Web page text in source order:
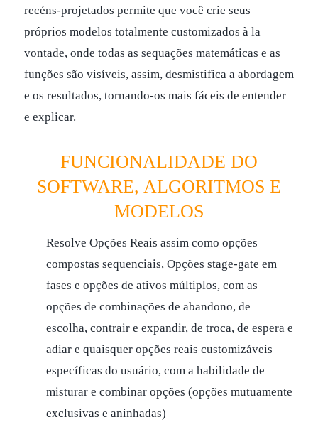
recéns-projetados permite que você crie seus
próprios modelos totalmente customizados à la
vontade, onde todas as sequações matemáticas e as
funções são visíveis, assim, desmistifica a abordagem
e os resultados, tornando-os mais fáceis de entender
e explicar.
FUNCIONALIDADE DO
SOFTWARE, ALGORITMOS E
MODELOS
Resolve Opções Reais assim como opções
compostas sequenciais, Opções stage-gate em
fases e opções de ativos múltiplos, com as
opções de combinações de abandono, de
escolha, contrair e expandir, de troca, de espera e
adiar e quaisquer opções reais customizáveis
específicas do usuário, com a habilidade de
misturar e combinar opções (opções mutuamente
exclusivas e aninhadas)